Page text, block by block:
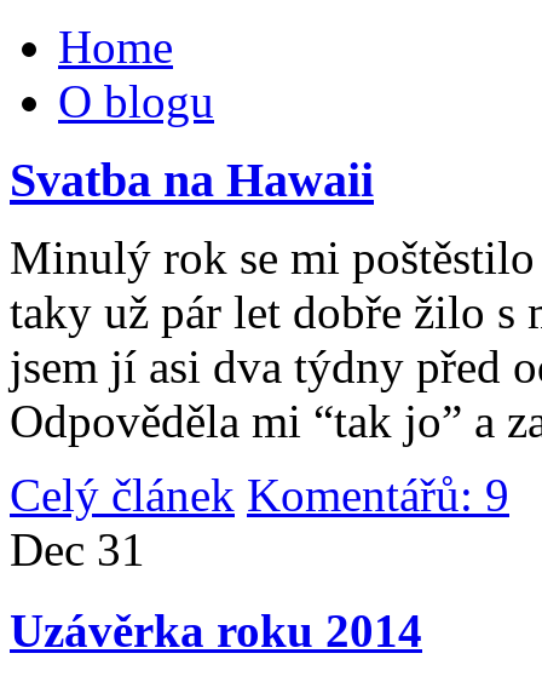
Home
O blogu
Svatba na Hawaii
Minulý rok se mi
taky už pár let dobře žilo
jsem jí asi dva týdny před
Odpověděla mi “tak jo” a
Celý článek Komentářů: 9
Dec 31
Uzávěrka roku 2014